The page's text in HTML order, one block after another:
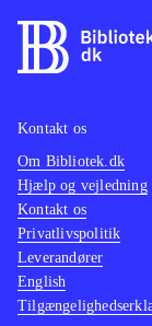
kraftig
slagvåben,
grundigt,
overalt,
som skal
nænsomt
Disney-
Kontakt os
Om Bibliotek.dk
Hjælp og vejledning
Kontakt os
Privatlivspolitik
Leverandører
English